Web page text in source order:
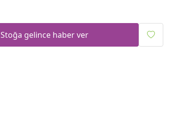
Stoğa gelince haber ver